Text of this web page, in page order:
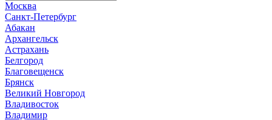
Москва
Санкт-Петербург
Абакан
Архангельск
Астрахань
Белгород
Благовещенск
Брянск
Великий Новгород
Владивосток
Владимир